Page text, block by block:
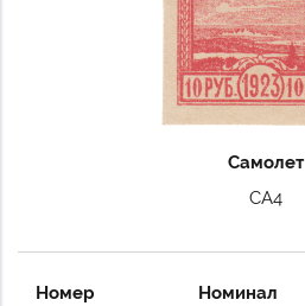
Самолет
СА4
Номер Номинал